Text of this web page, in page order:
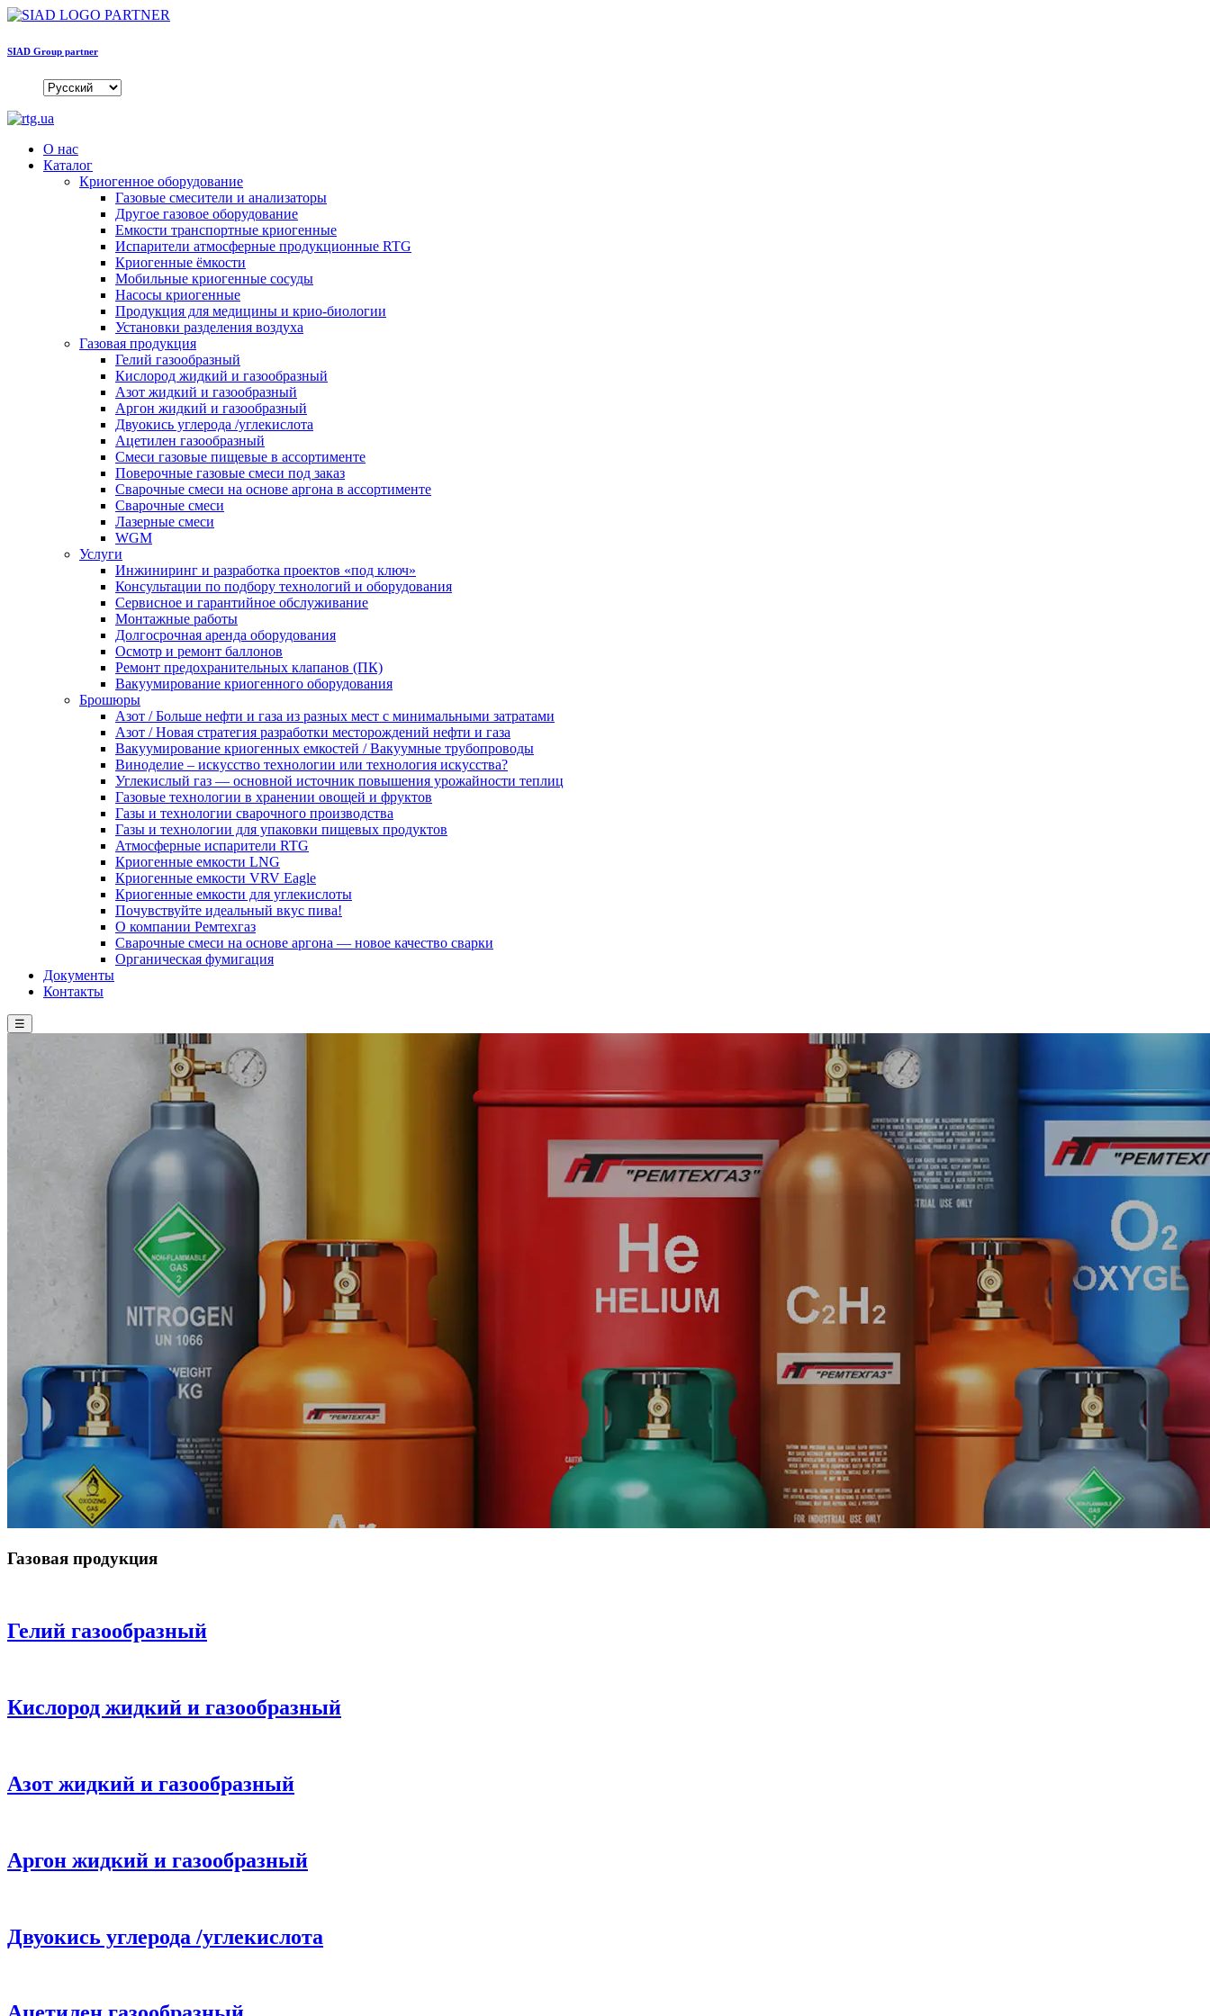
SIAD Group partner
О нас
Каталог
Криогенное оборудование
Газовые смесители и анализаторы
Другое газовое оборудование
Емкости транспортные криогенные
Испарители атмосферные продукционные RTG
Криогенные ёмкости
Мобильные криогенные сосуды
Насосы криогенные
Продукция для медицины и крио-биологии
Установки разделения воздуха
Газовая продукция
Гелий газообразный
Кислород жидкий и газообразный
Азот жидкий и газообразный
Аргон жидкий и газообразный
Двуокись углерода /углекислота
Ацетилен газообразный
Смеси газовые пищевые в ассортименте
Поверочные газовые смеси под заказ
Сварочные смеси на основе аргона в ассортименте
Сварочные смеси
Лазерные смеси
WGM
Услуги
Инжиниринг и разработка проектов «под ключ»
Консультации по подбору технологий и оборудования
Сервисное и гарантийное обслуживание
Монтажные работы
Долгосрочная аренда оборудования
Осмотр и ремонт баллонов
Ремонт предохранительных клапанов (ПК)
Вакуумирование криогенного оборудования
Брошюры
Азот / Больше нефти и газа из разных мест с минимальными затратами
Азот / Новая стратегия разработки месторождений нефти и газа
Вакуумирование криогенных емкостей / Вакуумные трубопроводы
Виноделие – искусство технологии или технология искусства?
Углекислый газ — основной источник повышения урожайности теплиц
Газовые технологии в хранении овощей и фруктов
Газы и технологии сварочного производства
Газы и технологии для упаковки пищевых продуктов
Атмосферные испарители RTG
Криогенные емкости LNG
Криогенные емкости VRV Eagle
Криогенные емкости для углекислоты
Почувствуйте идеальный вкус пива!
О компании Ремтехгаз
Сварочные смеси на основе аргона — новое качество сварки
Органическая фумигация
Документы
Контакты
Газовая продукция
Гелий газообразный
Кислород жидкий и газообразный
Азот жидкий и газообразный
Аргон жидкий и газообразный
Двуокись углерода /углекислота